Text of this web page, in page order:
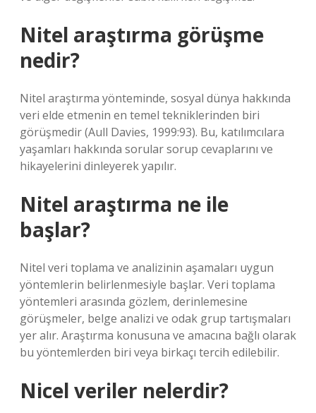
Nitel araştırma görüşme
nedir?
Nitel araştırma yönteminde, sosyal dünya hakkında
veri elde etmenin en temel tekniklerinden biri
görüşmedir (Aull Davies, 1999:93). Bu, katılımcılara
yaşamları hakkında sorular sorup cevaplarını ve
hikayelerini dinleyerek yapılır.
Nitel araştırma ne ile
başlar?
Nitel veri toplama ve analizinin aşamaları uygun
yöntemlerin belirlenmesiyle başlar. Veri toplama
yöntemleri arasında gözlem, derinlemesine
görüşmeler, belge analizi ve odak grup tartışmaları
yer alır. Araştırma konusuna ve amacına bağlı olarak
bu yöntemlerden biri veya birkaçı tercih edilebilir.
Nicel veriler nelerdir?